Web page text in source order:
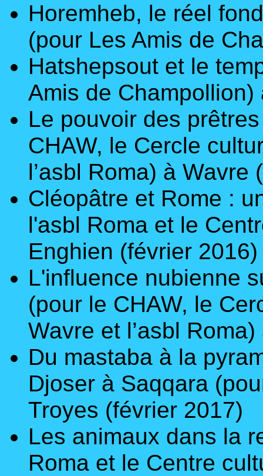
Horemheb, le réel
(pour Les Amis de
Hatshepsout et le
Amis de
Le pouvoir des
CHAW, le Cercle
l’asbl Roma) à Wavre
Cléopâtre et Rome :
l'asbl Roma et le
Enghien (février 2016)
L'influence nubienne
(pour le CHAW, le
Wavre et l’asbl
Du mastaba à la
Djoser à Saqqara
Troyes (février 2017)
Les animaux dans la
Roma et le Centre